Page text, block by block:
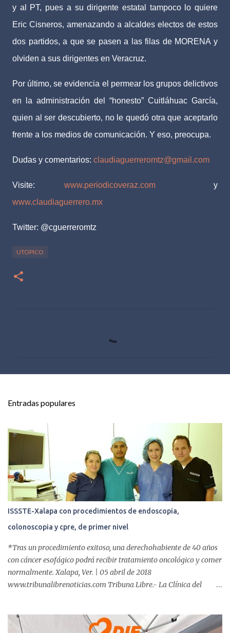
y al PT, pues a su dirigente estatal tampoco lo quiere
Eric Cisneros, amenazando a alcaldes electos de estos
dos partidos, a que se pasen a las filas de MORENA y
olviden a sus dirigentes en Veracruz.
Por último, se evidencia el permear los grupos delictivos
en la administración del “honesto” Cuitláhuac García,
quien al ser descubierto, no le quedó otra que aceptarlo
frente a los medios de comunicación. Y eso, preocupa.
Dudas y comentarios: claudiaguerreromtz@gmail.com
Visite: www.periodicoveraz.com
y
www.claudiaguerrero.mx
Twitter: @cguerreromtz
UTOPICO
s
Entradas populares
ISSSTE-Xalapa con procedimientos de endoscopia,
colonoscopia y cpre, de primer nivel
*Tras un procedimiento exitoso, una derechohabiente de 40 años
con cáncer esofágico podrá recibir tratamiento oncológico y comer
normalmente. Xalapa, Ver. | 05 abril de 2018
www.tribunalibrenoticias.com Tribuna Libre.- La Clínica del
incluyen endoscopia, colonoscopia y colangiopancreatografía